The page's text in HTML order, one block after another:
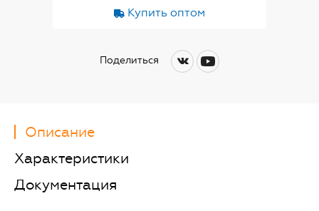
Купить оптом
Поделиться
Описание
Характеристики
Документация